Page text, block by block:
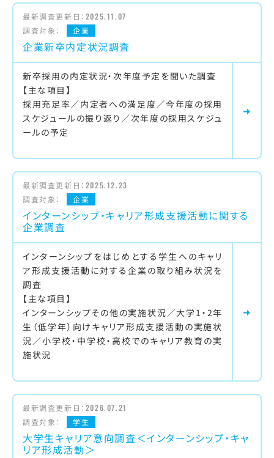
最新調査更新日： 2025.11.07
調査対象：
企業
企業新卒内定状況調査
新卒採用の内定状況・次年度予定を聞いた調査
【主な項目】
採用充足率／内定者への満足度／今年度の採用
スケジュールの振り返り／次年度の採用スケジュ
ールの予定
最新調査更新日： 2025.12.23
調査対象：
企業
インターンシップ・キャリア形成支援活動に関する
企業調査
インターンシップをはじめとする学生へのキャリ
ア形成支援活動に対する企業の取り組み状況を
調査
【主な項目】
インターンシップその他の実施状況／大学1・2年
生（低学年）向けキャリア形成支援活動の実施状
況／小学校・中学校・高校でのキャリア教育の実
施状況
最新調査更新日： 2026.07.21
調査対象：
学生
大学生キャリア意向調査＜インターンシップ・キャ
リア形成活動＞